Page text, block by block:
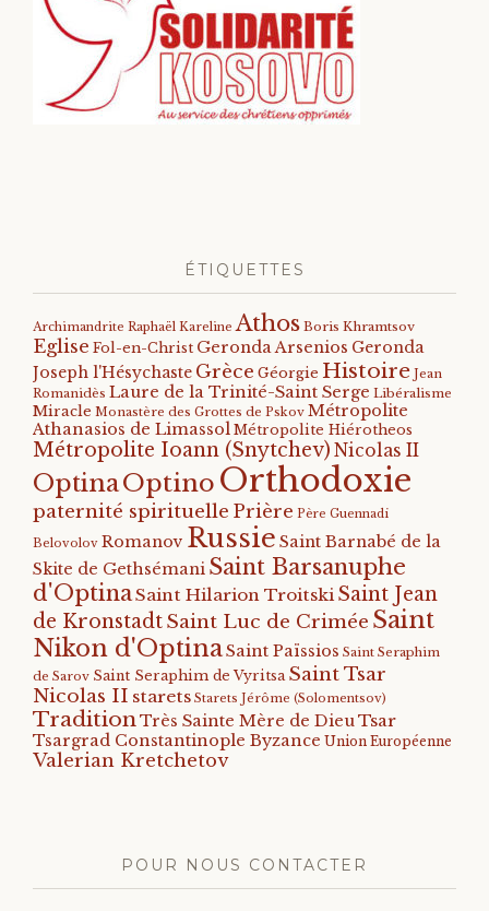
ÉTIQUETTES
Archimandrite Raphaël Kareline Athos Boris Khramtsov
Eglise Fol-en-Christ Geronda Arsenios Geronda
Joseph l'Hésychaste Grèce Géorgie Histoire Jean
Romanidès Laure de la Trinité-Saint Serge Libéralisme
Miracle Monastère des Grottes de Pskov Métropolite
Athanasios de Limassol Métropolite Hiérotheos
Métropolite Ioann (Snytchev) Nicolas II
OptinaOptino Orthodoxie
paternité spirituelle Prière Père Guennadi
Belovolov Romanov Russie Saint Barnabé de la
Skite de Gethsémani Saint Barsanuphe
d'OptinaSaint Hilarion Troitski Saint Jean
de KronstadtSaint Luc de Crimée Saint
Nikon d'OptinaSaint Païssios Saint Seraphim
de Sarov Saint Seraphim de Vyritsa Saint Tsar
Nicolas II starets Starets Jérôme (Solomentsov)
TraditionTrès Sainte Mère de DieuTsar
Tsargrad Constantinople Byzance Union Européenne
Valerian Kretchetov
POUR NOUS CONTACTER